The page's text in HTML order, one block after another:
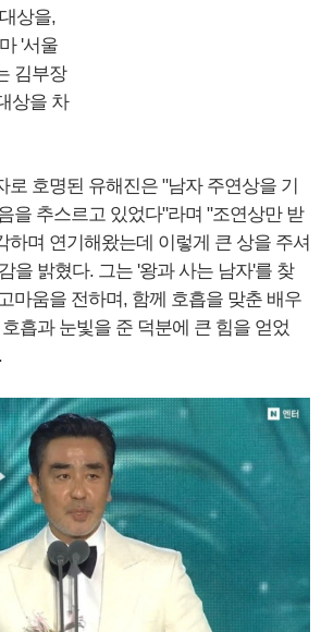
상을,
'서울
김부장
상을 차
로 호명된 유해진은 "남자 주연상을 기
을 추스르고 있었다"라며 "조연상만 받
하며 연기해왔는데 이렇게 큰 상을 주셔
을 밝혔다. 그는 '왕과 사는 남자'를 찾
마움을 전하며, 함께 호흡을 맞춘 배우
흡과 눈빛을 준 덕분에 큰 힘을 얻었